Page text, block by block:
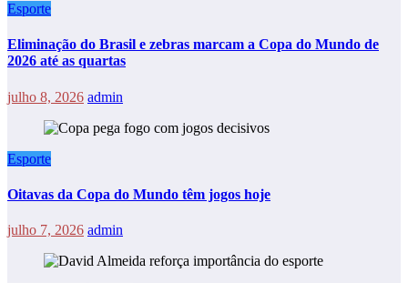
Esporte
Eliminação do Brasil e zebras marcam a Copa do Mundo de
2026 até as quartas
julho 8, 2026 admin
Esporte
Oitavas da Copa do Mundo têm jogos hoje
julho 7, 2026 admin